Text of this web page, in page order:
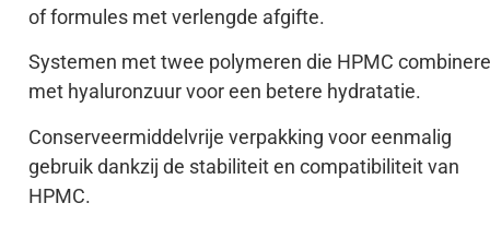
of formules met verlengde afgifte.
Systemen met twee polymeren die HPMC
met hyaluronzuur voor een betere hydratatie.
Conserveermiddelvrije verpakking voor eenmalig
gebruik dankzij de stabiliteit en compatibiliteit van
HPMC.